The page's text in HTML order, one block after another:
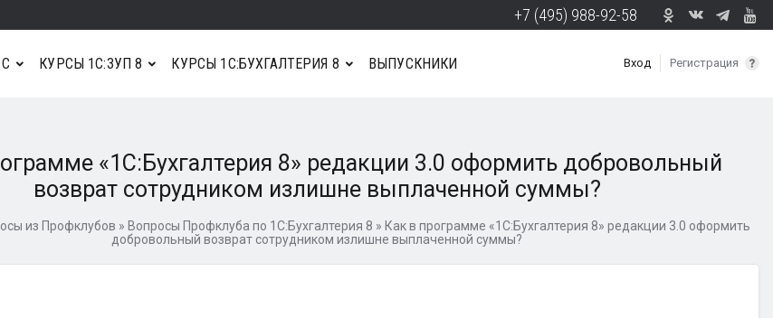
+7 (495) 988-92-58
Вход Регистрация
КУРСЫ 1С:ЗУП 8 КУРСЫ 1С:БУХГАЛТЕРИЯ 8 ВЫПУСКНИКИ
«1С:Бухгалтерия 8» редакции 3.0 оформить добровольный
возврат сотрудником излишне выплаченной суммы?
из Профклубов » Вопросы Профклуба по 1С:Бухгалтерия 8 » Как в программе «1С:Бухгалтерия 8» редакции 3.0 оформить
добровольный возврат сотрудником излишне выплаченной суммы?